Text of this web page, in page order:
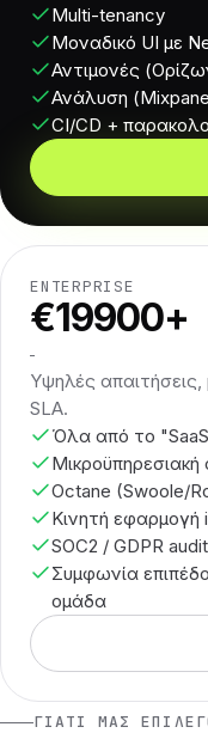
Multi-tenancy
Μοναδικό UI με
Αντιμονές
Ανάλυση
CI/CD +
ENTERPRISE
€19900+
Υψηλές απαιτήσεις,
SLA.
Όλα από το
Μικροϋπηρεσιακή
Octane (Swoole/
Κινητή εφαρμογή
SOC2 / GDPR audit
Συμφωνία
ομάδα
ΓΙΑΤΊ ΜΑΣ